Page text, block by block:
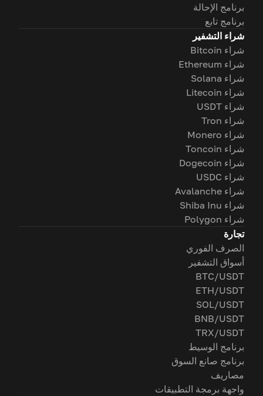
برنامج الإحالة
برنامج تابع
شراء التشفير
شراء Bitcoin
شراء Ethereum
شراء Solana
شراء Litecoin
شراء USDT
شراء Tron
شراء Monero
شراء Toncoin
شراء Dogecoin
شراء USDC
شراء Avalanche
شراء Shiba Inu
شراء Polygon
تجارة
الصرف الفوري
أسواق التشفير
BTC/USDT
ETH/USDT
SOL/USDT
BNB/USDT
TRX/USDT
برنامج الوسيط
برنامج صانع السوق
مصاريف
واجهة برمجة التطبيقات